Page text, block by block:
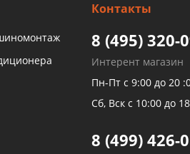
Контакты
8 (495) 320-
Интерент магазин
Пн-Пт с 9:00 до 20
Сб, Вск с 10:00 до
8 (499) 426-